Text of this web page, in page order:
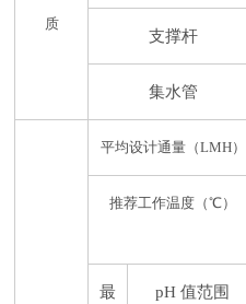
质
支撑杆
集水管
平均设计通量（LMH）
推荐工作温度（℃）
最
pH 值范围